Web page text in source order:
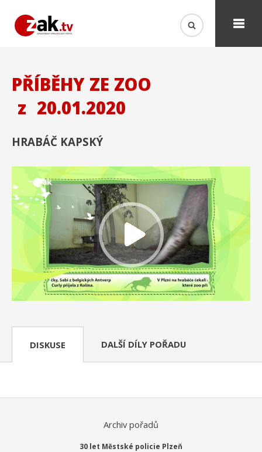
PŘÍBĚHY ZE ZOO
z 20.01.2020
HRABÁČ KAPSKÝ
DISKUSE DALŠÍ DÍLY POŘADU
Archiv pořadů
30 let Městské policie Plzeň